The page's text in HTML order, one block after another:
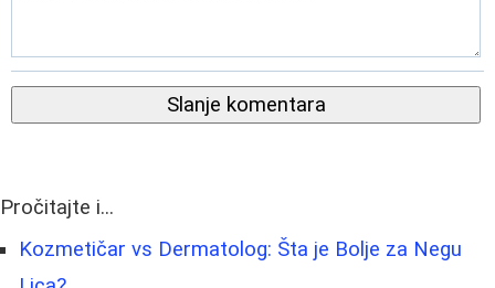
Slanje komentara
Pročitajte i...
Kozmetičar vs Dermatolog: Šta je Bolje za Negu